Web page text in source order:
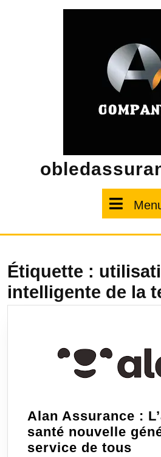
Étiquette :
intelligente de la
Alan Assurance :
santé nouvelle
service de tous